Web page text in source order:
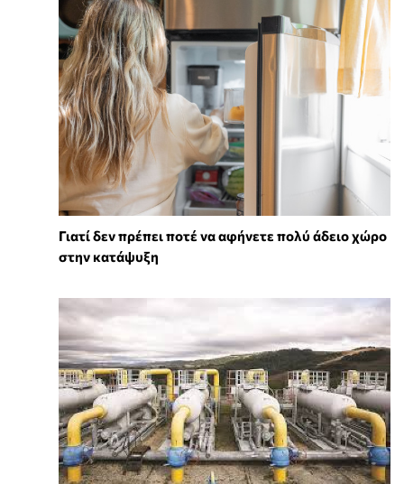
Γιατί δεν πρέπει ποτέ να αφήνετε πολύ άδειο χώρο
στην κατάψυξη